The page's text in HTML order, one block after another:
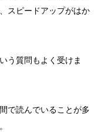
スピードアップがはか
う質問もよく受けま
で読んでいることが多